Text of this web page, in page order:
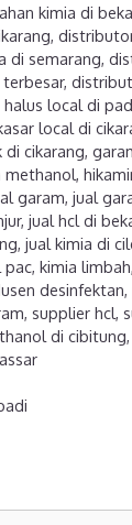
kimia di
,
di semarang,
,
local di
local di
di cikarang,
methanol,
garam, jual
, jual hcl di
, jual kimia di
pac, kimia limbah,
desinfektan,
, supplier hcl,
di cibitung,